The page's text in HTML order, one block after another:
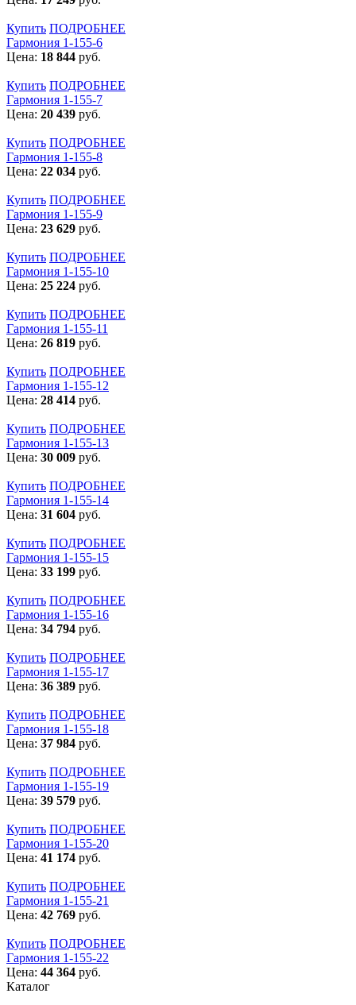
Купить ПОДРОБНЕЕ
Гармония 1-155-6
Цена: 18 844 руб.
Купить ПОДРОБНЕЕ
Гармония 1-155-7
Цена: 20 439 руб.
Купить ПОДРОБНЕЕ
Гармония 1-155-8
Цена: 22 034 руб.
Купить ПОДРОБНЕЕ
Гармония 1-155-9
Цена: 23 629 руб.
Купить ПОДРОБНЕЕ
Гармония 1-155-10
Цена: 25 224 руб.
Купить ПОДРОБНЕЕ
Гармония 1-155-11
Цена: 26 819 руб.
Купить ПОДРОБНЕЕ
Гармония 1-155-12
Цена: 28 414 руб.
Купить ПОДРОБНЕЕ
Гармония 1-155-13
Цена: 30 009 руб.
Купить ПОДРОБНЕЕ
Гармония 1-155-14
Цена: 31 604 руб.
Купить ПОДРОБНЕЕ
Гармония 1-155-15
Цена: 33 199 руб.
Купить ПОДРОБНЕЕ
Гармония 1-155-16
Цена: 34 794 руб.
Купить ПОДРОБНЕЕ
Гармония 1-155-17
Цена: 36 389 руб.
Купить ПОДРОБНЕЕ
Гармония 1-155-18
Цена: 37 984 руб.
Купить ПОДРОБНЕЕ
Гармония 1-155-19
Цена: 39 579 руб.
Купить ПОДРОБНЕЕ
Гармония 1-155-20
Цена: 41 174 руб.
Купить ПОДРОБНЕЕ
Гармония 1-155-21
Цена: 42 769 руб.
Купить ПОДРОБНЕЕ
Гармония 1-155-22
Цена: 44 364 руб.
Каталог